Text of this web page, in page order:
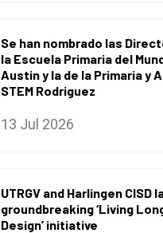
Se han nombrado las
la Escuela Primaria del
Austin y la de la Primaria y
STEM Rodriguez
13 Jul 2026
UTRGV and Harlingen CISD
groundbreaking ‘Living
Design’ initiative